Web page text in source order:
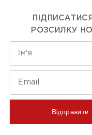
РОЗСИЛКУ
Відправити